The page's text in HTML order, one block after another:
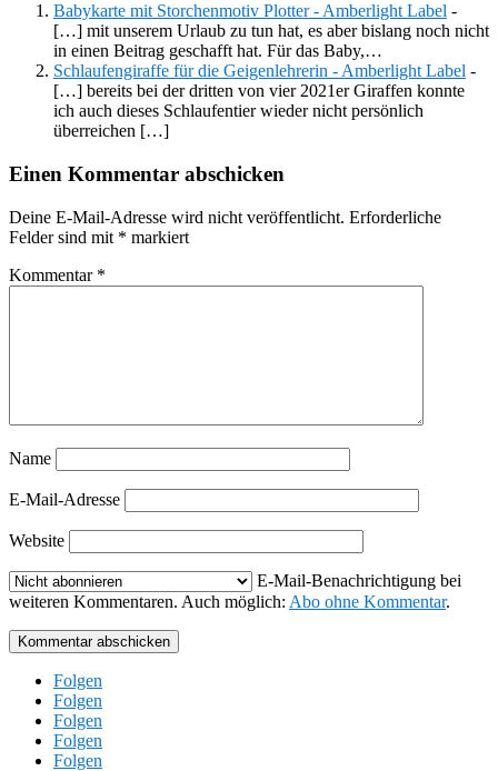
Babykarte mit Storchenmotiv Plotter - Amberlight Label -
[…] mit unserem Urlaub zu tun hat, es aber bislang noch nicht
in einen Beitrag geschafft hat. Für das Baby,…
Schlaufengiraffe für die Geigenlehrerin - Amberlight Label -
[…] bereits bei der dritten von vier 2021er Giraffen konnte
ich auch dieses Schlaufentier wieder nicht persönlich
überreichen […]
Einen Kommentar abschicken
Deine E-Mail-Adresse wird nicht veröffentlicht. Erforderliche
Felder sind mit * markiert
Kommentar *
Name
E-Mail-Adresse
Website
E-Mail-Benachrichtigung bei
weiteren Kommentaren. Auch möglich: Abo ohne Kommentar.
Kommentar abschicken
Folgen
Folgen
Folgen
Folgen
Folgen